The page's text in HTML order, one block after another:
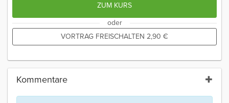
ZUM KURS
oder
VORTRAG FREISCHALTEN 2,90 €
Kommentare